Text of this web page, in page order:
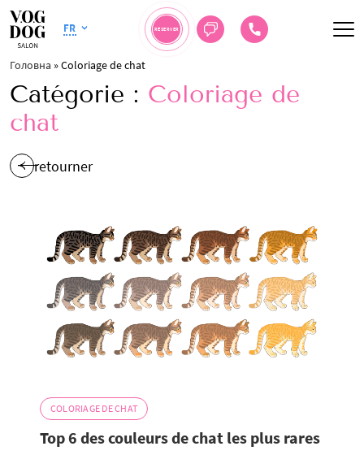
FR RÉSERVER
Головна »Coloriage de chat
Catégorie : Coloriage de
chat
retourner
COLORIAGE DE CHAT
Top 6 des couleurs de chat les plus rares